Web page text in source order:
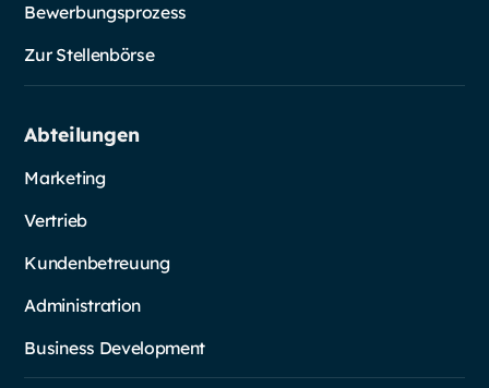
Bewerbungsprozess
Zur Stellenbörse
Abteilungen
Marketing
Vertrieb
Kundenbetreuung
Administration
Business Development